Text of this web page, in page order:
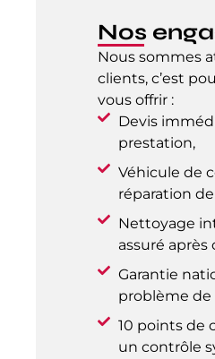
Nos
Nous sommes
clients, c’est
vous offrir :
Devis
prestation,
Véhicule de
réparation
Nettoyage
assuré
Garantie
problème de
10 points de
un contrôle